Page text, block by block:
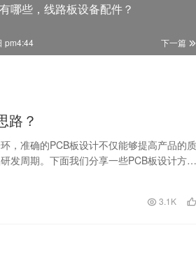
哪些，线路板设备配件？
下一篇
pm4:44
路？
，准确的PCB板设计不仅能够提高产品的质
发周期。下面我们分享一些PCB板设计方案
3.1K